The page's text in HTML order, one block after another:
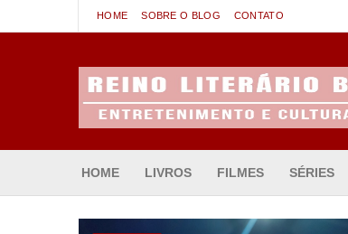
HOME SOBRE O BLOG CONTATO
HOME LIVROS FILMES SÉRIES